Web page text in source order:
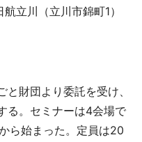
立川（立川市錦町1）
財団より委託を受け、
る。セミナーは4会場で
ら始まった。定員は20